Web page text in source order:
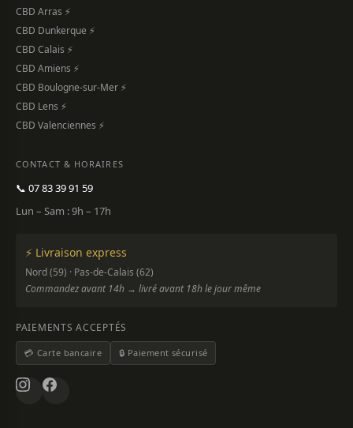
CBD Arras ⚡
CBD Dunkerque ⚡
CBD Calais ⚡
CBD Amiens ⚡
CBD Boulogne-sur-Mer ⚡
CBD Lens ⚡
CBD Valenciennes ⚡
CONTACT & HORAIRES
📞 07 83 39 91 59
Lun – Sam : 9h – 17h
⚡ Livraison express
Nord (59) · Pas-de-Calais (62)
Commandez avant 14h → livré avant 18h le jour même
PAIEMENTS ACCEPTÉS
💳 Carte bancaire 🔒 Paiement sécurisé